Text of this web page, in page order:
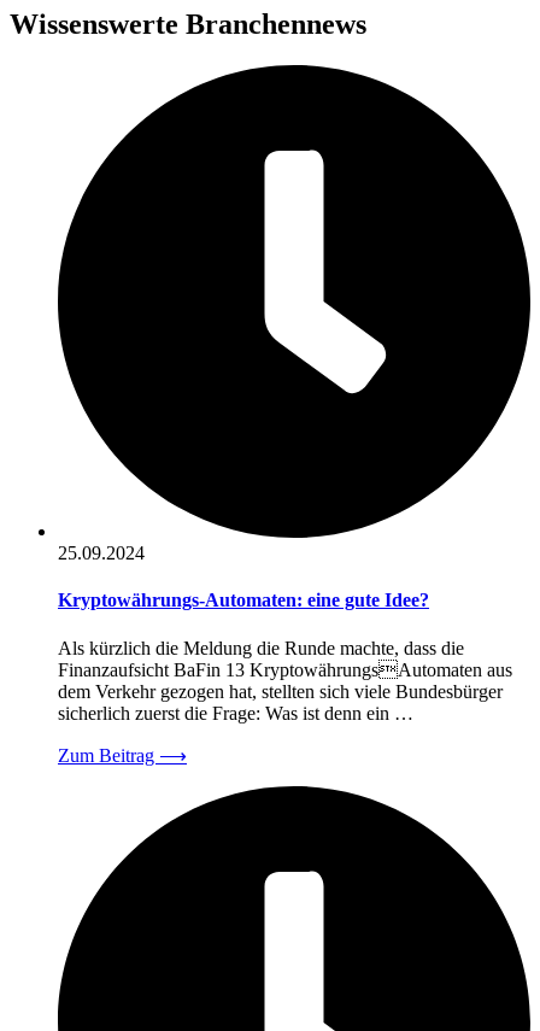
Wissenswerte Branchennews
25.09.2024
Kryptowährungs-Automaten: eine gute Idee?
Als kürzlich die Meldung die Runde machte, dass die
Finanzaufsicht BaFin 13 KryptowährungsAutomaten aus
dem Verkehr gezogen hat, stellten sich viele Bundesbürger
sicherlich zuerst die Frage: Was ist denn ein …
Zum Beitrag ⟶